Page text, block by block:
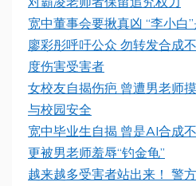
宽中董事会要揪真凶 “李小白”
廖彩彤呼吁公众 勿转发合成
度伤害受害者
女校友自揭伤疤 曾遭男老师
与校园安全
宽中毕业生自揭 曾是AI合成
更被男老师羞辱“钓金龟”
越来越多受害者站出来！ 警